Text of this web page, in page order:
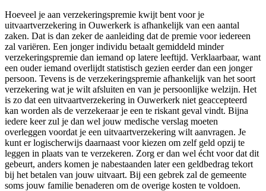
Hoeveel je aan verzekeringspremie kwijt bent voor je
uitvaartverzekering in Ouwerkerk is afhankelijk van een aantal
zaken. Dat is dan zeker de aanleiding dat de premie voor iedereen
zal variëren. Een jonger individu betaalt gemiddeld minder
verzekeringspremie dan iemand op latere leeftijd. Verklaarbaar, want
een ouder iemand overlijdt statistisch gezien eerder dan een jonger
persoon. Tevens is de verzekeringspremie afhankelijk van het soort
verzekering wat je wilt afsluiten en van je persoonlijke welzijn. Het
is zo dat een uitvaartverzekering in Ouwerkerk niet geaccepteerd
kan worden als de verzekeraar je een te riskant geval vindt. Bijna
iedere keer zul je dan wel jouw medische verslag moeten
overleggen voordat je een uitvaartverzekering wilt aanvragen. Je
kunt er logischerwijs daarnaast voor kiezen om zelf geld opzij te
leggen in plaats van te verzekeren. Zorg er dan wel écht voor dat dit
gebeurt, anders komen je nabestaanden later een geldbedrag tekort
bij het betalen van jouw uitvaart. Bij een gebrek zal de gemeente
soms jouw familie benaderen om de overige kosten te voldoen.